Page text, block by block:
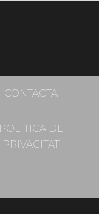
CONTACTA
POLÍTICA DE
PRIVACITAT